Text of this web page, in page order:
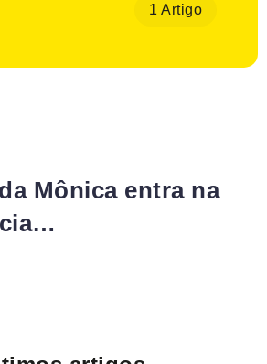
1 Artigo
Mônica entra na